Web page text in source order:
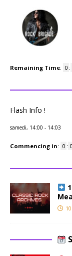
Remaining Time: 0 :
Flash Info !
samedi, 14:00 - 14:03
Commencing in: 0 :